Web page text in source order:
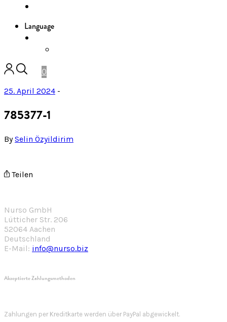
Language
0
25. April 2024 -
785377-1
BySelin Özyildirim
Teilen
Nurso GmbH
Lütticher Str. 206
52064 Aachen
Deutschland
E-Mail: info@nurso.biz
Akzeptierte Zahlungsmethoden
Zahlungen per Kreditkarte werden über PayPal abgewickelt.